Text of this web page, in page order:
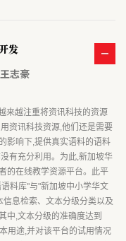
发
志豪
来越注重将资讯科技的资源
资讯科技资源,他们还是需要
影响下,提供真实语料的语料
有充分利用。为此,新加坡华
的在线教学资源平台。此平
料库"与"新加坡中小学华文
息检索、文本分级分类以及
中,文本分级的准确度达到
用途,并对该平台的试用情况